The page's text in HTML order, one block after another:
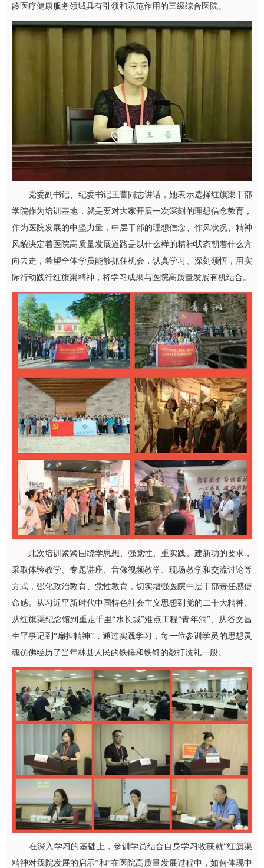
龄医疗健康服务领域具有引领和示范作用的三级综合医院。
党委副书记、纪委书记王蕾同志讲话，她表示选择红旗渠干部
学院作为培训基地，就是要对大家开展一次深刻的理想信念教育，
作为医院发展的中坚力量，中层干部的理想信念、作风状况、精神
风貌决定着医院高质量发展道路是以什么样的精神状态朝着什么方
向去走，希望全体学员能够抓住机会，认真学习、深刻领悟，用实
际行动践行红旗渠精神，将学习成果与医院高质量发展有机结合。
此次培训紧紧围绕学思想、强党性、重实践、建新功的要求，
采取体验教学、专题讲座、音像视频教学、现场教学和交流讨论等
方式，强化政治教育、党性教育，切实增强医院中层干部责任感使
命感。从习近平新时代中国特色社会主义思想到党的二十大精神、
从红旗渠纪念馆到重走千里“水长城”难点工程“青年洞”、从谷文昌
生平事记到“扁担精神”，通过实践学习，每一位参训学员的思想灵
魂仿佛经历了当年林县人民的铁锤和铁钎的敲打洗礼一般。
在深入学习的基础上，参训学员结合自身学习收获就“红旗渠
精神对我院发展的启示”和“在医院高质量发展过程中，如何体现中